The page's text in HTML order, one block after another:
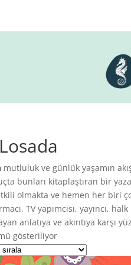
mutluluk ve günlük yaşamın
bunları kitaplaştıran bir
olmakta ve hemen her biri
TV yapımcısı, yayıncı,
anlatıya ve akıntıya karşı
gösteriliyorEn
yeniye
göre